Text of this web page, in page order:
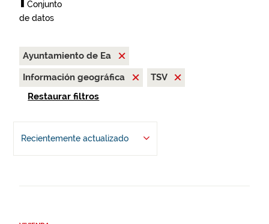
Conjunto
de datos
Ayuntamiento de Ea
Información geográfica
TSV
Restaurar filtros
Recientemente actualizado